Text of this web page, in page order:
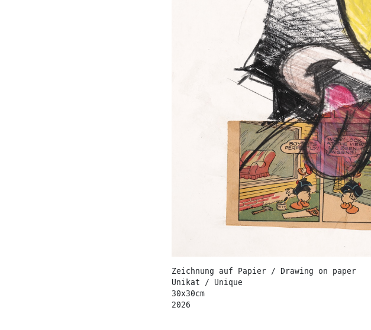
Zeichnung auf Papier / Drawing on paper
Unikat / Unique
30x30cm
2026